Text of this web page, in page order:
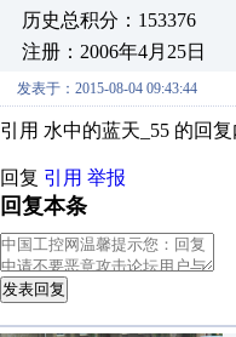
历史总积分：153376
注册：2006年4月25日
发表于：2015-08-04 09:43:44
引用 水中的蓝天_55 的回
回复 引用 举报
回复本条
发表回复